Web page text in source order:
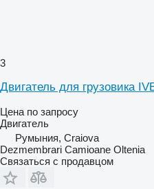
3
Двигатель для грузовика
Цена по запросу
Двигатель
Румыния, Craiova
Dezmembrari Camioane Oltenia
Связаться с продавцом